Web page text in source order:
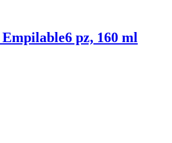
6 pz, 160 ml